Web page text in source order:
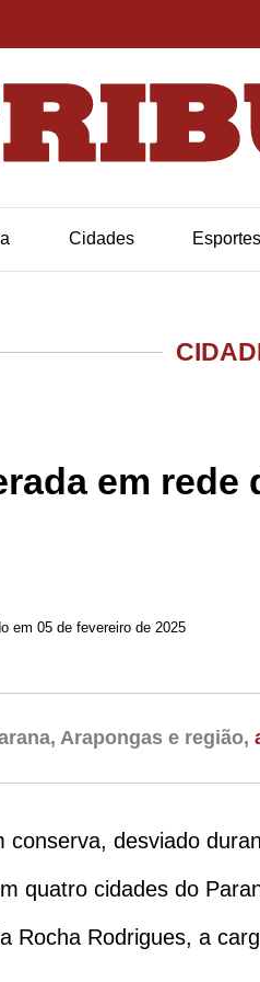
Cidades Esportes
em rede
em 05 de fevereiro de 2025
Arapongas e região,
desviado
quatro cidades do
Rocha Rodrigues, a